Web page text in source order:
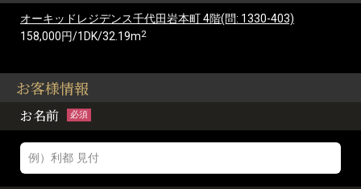
オーキッドレジデンス千代田岩本町 4階(問: 1330-403)
158,000円/1DK/32.19m2
お客様情報
お名前 必須